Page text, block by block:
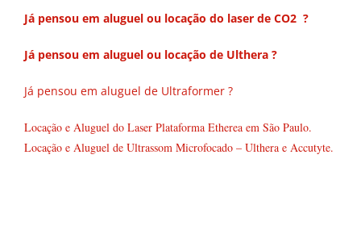
Já pensou em aluguel ou locação do laser de CO2 ?
Já pensou em aluguel ou locação de Ulthera ?
Já pensou em aluguel de Ultraformer ?
Locação e Aluguel do Laser Plataforma Etherea em São Paulo.
Locação e Aluguel de Ultrassom Microfocado – Ulthera e Accutyte.